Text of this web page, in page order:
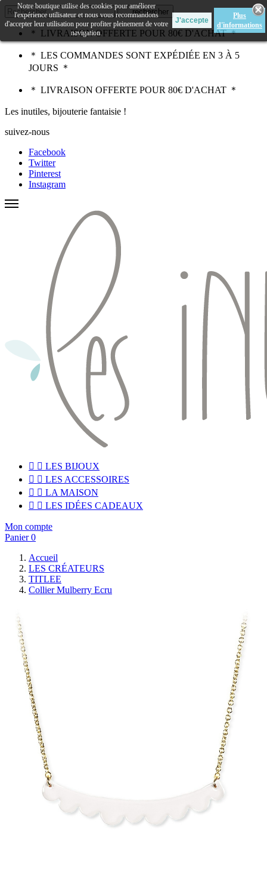
rechercher
＊ LIVRAISON OFFERTE POUR 80€ D'ACHAT ＊
＊ LES COMMANDES SONT EXPÉDIÉE EN 3 À 5
JOURS ＊
＊ LIVRAISON OFFERTE POUR 80€ D'ACHAT ＊
Les inutiles, bijouterie fantaisie !
suivez-nous
Facebook
Twitter
Pinterest
Instagram
  LES BIJOUX
  LES ACCESSOIRES
  LA MAISON
  LES IDÉES CADEAUX
Mon compte
Panier 0
Notre boutique utilise des cookies pour améliorer
l'expérience utilisateur et nous vous recommandons
d'accepter leur utilisation pour profiter pleinement de votre
navigation.
Plus
d'informations
Accueil
LES CRÉATEURS
TITLEE
Collier Mulberry Ecru